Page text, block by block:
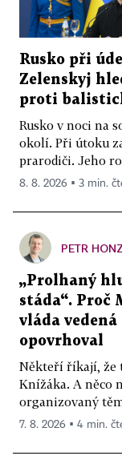
Rusko při
Zelenskyj
proti
Rusko v noci na
okolí. Při útoku
prarodiči. Jeho
8. 8. 2026 ▪ 3 min.
PETR
„Prolhaný
stáda“. Proč
vláda
opovrhoval
Někteří říkají, že
Knížáka. A něco
organizovaný
7. 8. 2026 ▪ 4 min.